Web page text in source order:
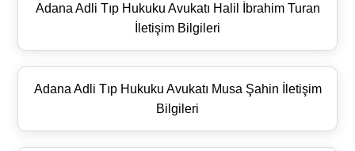
Adana Adli Tıp Hukuku Avukatı Halil İbrahim Turan
İletişim Bilgileri
Adana Adli Tıp Hukuku Avukatı Musa Şahin İletişim
Bilgileri